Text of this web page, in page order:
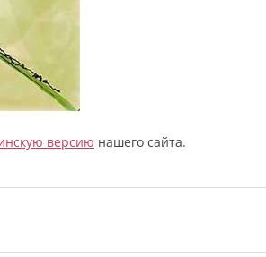
версию нашего сайта.